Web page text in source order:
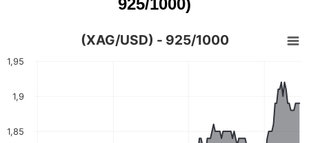
925/1000)
(XAG/USD) - 925/1000
1,85
1,9
1,95